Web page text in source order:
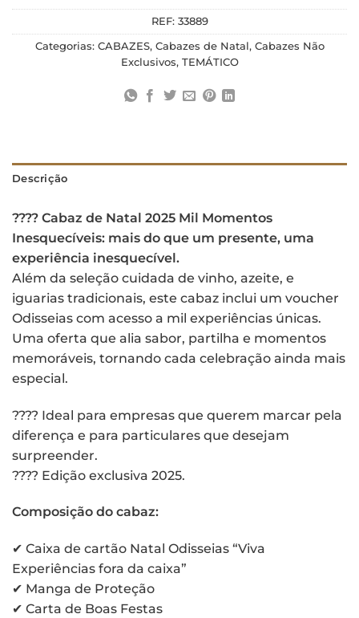
REF: 33889
Categorias: CABAZES, Cabazes de Natal, Cabazes Não
Exclusivos, TEMÁTICO
Descrição
???? Cabaz de Natal 2025 Mil Momentos
Inesquecíveis: mais do que um presente, uma
experiência inesquecível.
Além da seleção cuidada de vinho, azeite, e
iguarias tradicionais, este cabaz inclui um voucher
Odisseias com acesso a mil experiências únicas.
Uma oferta que alia sabor, partilha e momentos
memoráveis, tornando cada celebração ainda mais
especial.
???? Ideal para empresas que querem marcar pela
diferença e para particulares que desejam
surpreender.
???? Edição exclusiva 2025.
Composição do cabaz:
✔ Caixa de cartão Natal Odisseias “Viva
Experiências fora da caixa”
✔ Manga de Proteção
✔ Carta de Boas Festas